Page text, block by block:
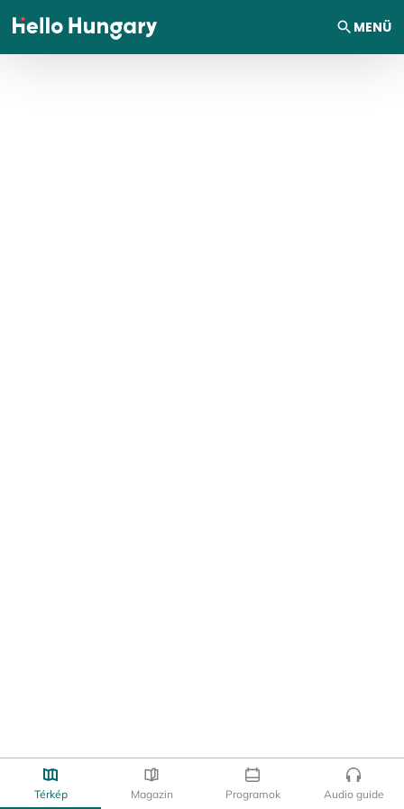
Ugrás a tartalomhoz MENÜ
Térkép Magazin Programok Audio guide